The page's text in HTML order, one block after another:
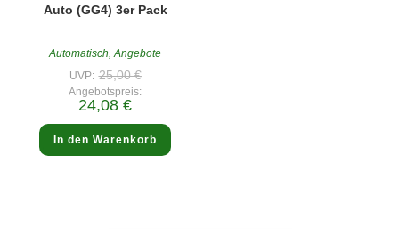
Auto (GG4) 3er Pack
Automatisch,Angebote
UVP: 25,00€Ursprünglicher
Preis
war:
Angebotspreis:
24,08€Aktueller
ist:
24,08 €.
In den Warenkorb